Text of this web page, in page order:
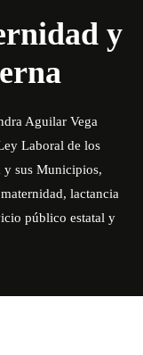
y
Aguilar Vega
Laboral de los
y sus Municipios,
lactancia
público estatal y